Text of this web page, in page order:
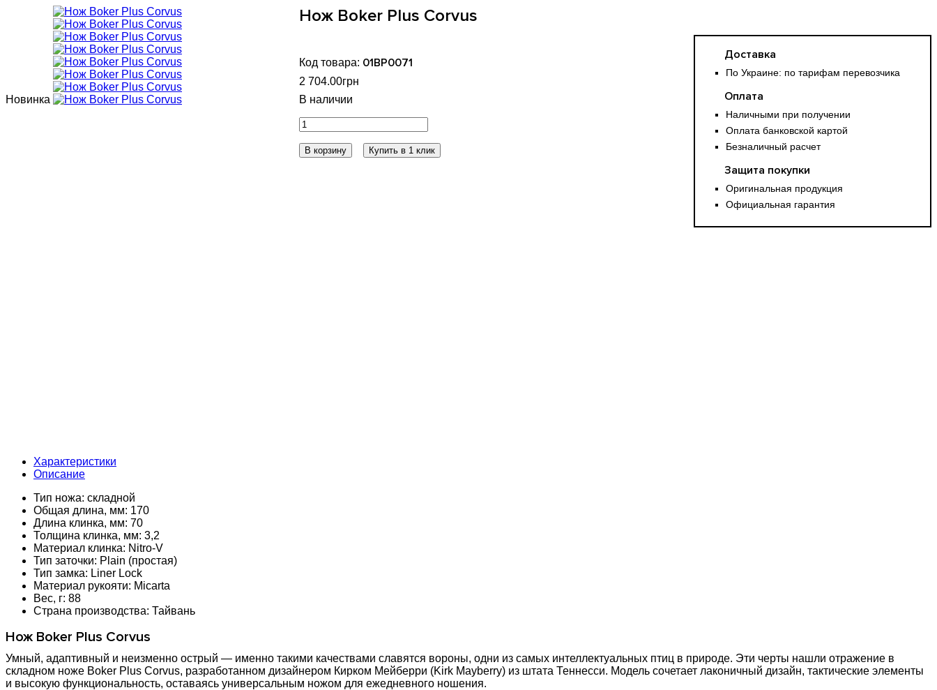
Новинка
Нож Boker Plus Corvus
01BP0071
2 704.00грн
В корзину Купить в 1 клик
Доставка
По Украине: по тарифам перевозчика
Оплата
Наличными при получении
Оплата банковской картой
Безналичный расчет
Защита покупки
Оригинальная продукция
Официальная гарантия
Характеристики
Описание
Тип ножа: складной
Общая длина, мм: 170
Длина клинка, мм: 70
Толщина клинка, мм: 3,2
Материал клинка: Nitro-V
Тип заточки: Plain (простая)
Тип замка: Liner Lock
Материал рукояти: Micarta
Вес, г: 88
Страна производства: Тайвань
Нож Boker Plus Corvus
Умный, адаптивный и неизменно острый — именно такими качествами славятся вороны, одни из самых интеллектуальных птиц в природе. Эти черты нашли отражение в
складном ноже Boker Plus Corvus, разработанном дизайнером Кирком Мейберри (Kirk Mayberry) из штата Теннесси. Модель сочетает лаконичный дизайн, тактические элементы
и высокую функциональность, оставаясь универсальным ножом для ежедневного ношения.